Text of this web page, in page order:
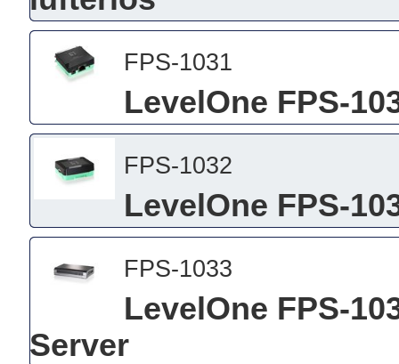
FPS-1031
LevelOne FPS-
FPS-1032
LevelOne FPS-
FPS-1033
LevelOne FPS-
Server